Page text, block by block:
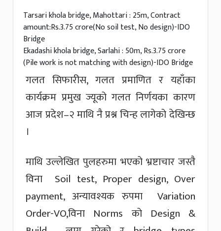
Tarsari khola bridge, Mahottari : 25m, Contract
amount:Rs.3.75 crore(No soil test, No design)-IDO
Bridge
Ekadashi khola bridge, Sarlahi : 50m, Rs.3.75 crore
(Pile work is not matching with design)-IDO Bridge
गलत सिफारीस, गलत प्रमाणित र यहाँका
कार्यक्रम प्रमुख ज्यूको गलत निर्णयका कारण
आज प्रदेश–२ माथि नै प्रश्न चिन्ह लागेको देखिन्छ
।
माथि उल्लेखित पुलहरुमा भएको भ्रष्टाचार जस्तै
विना Soil test, Proper design, Over
payment, अन्यावश्यक रुपमा Variation
Order-VO,विना Norms को Design &